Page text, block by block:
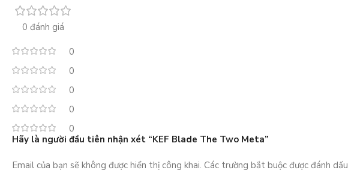
0 đánh giá
0
0
0
0
0
Hãy là người đầu tiên nhận xét “KEF Blade The Two Meta”
Email của bạn sẽ không được hiển thị công khai. Các trường bắt buộc được đánh dấu